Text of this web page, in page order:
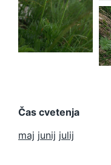
Čas cvetenja
maj junij julij